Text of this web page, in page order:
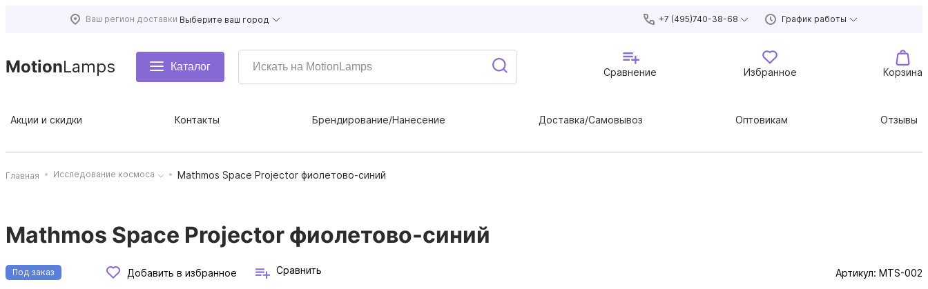
Ваш регион доставки Выберите ваш город +7 (495)740-38-68 График работы
MotionLamps Каталог Сравнение Избранное Корзина
Акции и скидки Контакты Брендирование/Нанесение Доставка/Самовывоз Оптовикам Отзывы
Главная Исследование космоса Mathmos Space Projector фиолетово-синий
Mathmos Space Projector фиолетово-синий
Под заказ Добавить в избранное Сравнить Артикул: MTS-002